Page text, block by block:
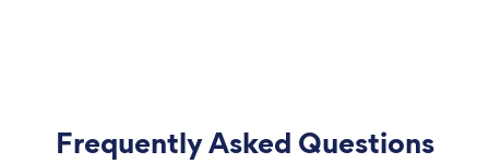
Frequently Asked Questions